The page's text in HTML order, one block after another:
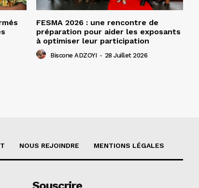
FESMA 2026 : une rencontre de
préparation pour aider les exposants
à optimiser leur participation
Biscone ADZOYI - 28 Juillet 2026
NOUS REJOINDRE MENTIONS LÉGALES